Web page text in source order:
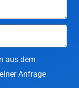
aus dem
Anfrage